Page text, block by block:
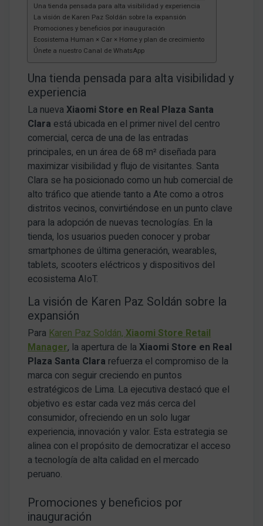
Una tienda pensada para alta visibilidad y experiencia
La visión de Karen Paz Soldán sobre la expansión
Promociones y beneficios por inauguración
Ecosistema Human × Car × Home y plan de crecimiento
Únete a nuestro Canal de WhatsApp
Una tienda pensada para alta visibilidad y
experiencia
La nuevaXiaomi Store en Real Plaza Santa
Clara está ubicada en el primer nivel del centro
comercial, cerca de una de las entradas
principales, en un área de 68 m² diseñada para
maximizar visibilidad y flujo de visitantes. Santa
Clara se ha posicionado como un hub comercial de
alto tráfico que atiende tanto a Ate como a otros
distritos vecinos, convirtiéndose en un punto clave
para la adopción de nuevas tecnologías. En la
tienda, los usuarios pueden conocer y probar
smartphones de última generación, wearables,
tablets, scooters eléctricos y dispositivos del
ecosistema AIoT.
La visión de Karen Paz Soldán sobre la
expansión
Para Karen Paz Soldán,Xiaomi Store Retail
Manager, la apertura de laXiaomi Store en Real
Plaza Santa Clara refuerza el compromiso de la
marca con seguir creciendo en puntos
estratégicos de Lima. La ejecutiva destacó que el
objetivo es estar cada vez más cerca del
consumidor, ofreciendo en un solo lugar
experiencia, innovación y valor. Esta estrategia se
alinea con el propósito de democratizar el acceso
a tecnología de alta calidad en el mercado
peruano.
Promociones y beneficios por
inauguración